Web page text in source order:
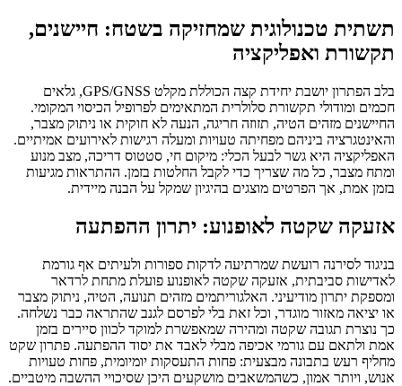
תשתית טכנולוגית שמחזיקה בשטח: חיישנים,
תקשורת ואפליקציה
בלב הפתרון יושבת יחידת קצה הכוללת מקלט GPS/GNSS, גלאים
חכמים ומודולי תקשורת סלולרית המתאימים לפרופיל הכיסוי המקומי.
החיישנים מזהים הטיה, תזוזה חריגה, הנעה לא חוקית או ניתוק מצבר,
והאינטגרציה ביניהם מפחיתה טעויות ומעלה רגישות לאירועים אמיתיים.
האפליקציה היא גשר לבעל הכלי: מיקום חי, סטטוס דריכה, מצב מנוע
ומתח מצבר, כל מה שצריך כדי לקבל החלטות בזמן. ההתראות מגיעות
בזמן אמת, אך הפרטים מוצגים בהיגיון שמקל על הבנה מיידית.
אזעקה שקטה לאופנוע: יתרון ההפתעה
בניגוד לסירנה רועשת שמרתיעה לדקות ספורות ולעיתים אף גורמת
לאדישות סביבתית, אזעקה שקטה לאופנוע פועלת מתחת לרדאר
ומספקת יתרון מודיעיני. האלגוריתמים מזהים תנועה, הטיה, ניתוק מצבר
או יציאה מאזור מוגדר, וכל זאת בלי לפרסם לגנב שהתראה כבר נשלחה.
כך נוצרת תגובה שקטה ומהירה שמאפשרת למוקד לכוון סיירים בזמן
אמת ולתאם עם גורמי אכיפה מבלי לאבד את יסוד ההפתעה. פתרון שקט
מחליף רעש בתבונה מבצעית: פחות התעסקות יומיומית, פחות טעויות
אנוש, ויותר אמון, כשהמשאבים מושקעים היכן שסיכויי ההשבה מיטביים.